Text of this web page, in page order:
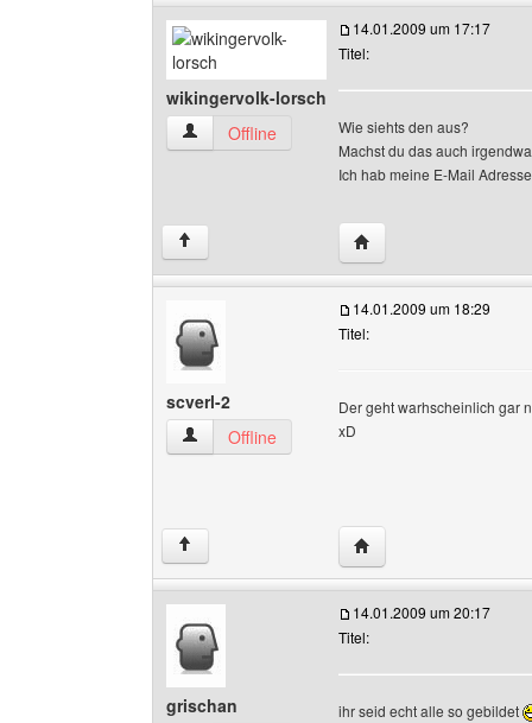
wikingervolk-lorsch
wikingervolk-lorsch Benutzer-Profile anzeigen
Offline
14.01.2009 um 17:17
Titel:
Wie siehts den aus?
Machst du das auch
Ich hab meine E-Mail
↑ Website dieses
scverl-2
scverl-2 Benutzer-Profile anzeigen
Offline
14.01.2009 um 18:29
Titel:
Der geht warhscheinlich gar
xD
↑ Website dieses
grischan
14.01.2009 um 20:17
Titel:
ihr seid echt alle so gebildet